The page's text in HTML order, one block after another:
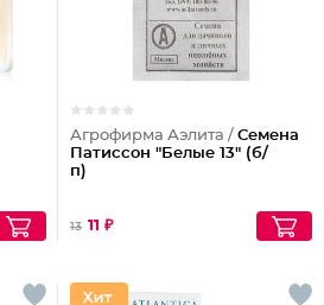
Агрофирма Аэлита / Семена
Патиссон "Белые 13" (б/
п)
13 11 ₽